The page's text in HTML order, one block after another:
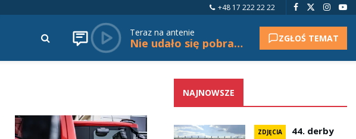
+48 17 222 22 22
Teraz na antenie
Nie udało się pobrać tytułu. ZGŁOŚ TEMAT
NAJNOWSZE
ZDJĘCIA
44. derby